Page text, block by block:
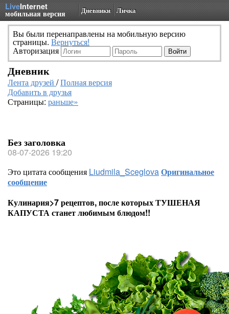
LiveInternet
мобильная версия Дневники Личка
Вы были перенаправлены на мобильную версию
страницы. Вернуться!
Авторизация
Дневник
Лента друзей /Полная версия
Добавить в друзья
Страницы: раньше»
Без заголовка
08-07-2026 19:20
Это цитата сообщения Liudmila_SceglovaОригинальное
сообщение
Кулинария>7 рецептов, после которых ТУШЕНАЯ
КАПУСТА станет любимым блюдом!!